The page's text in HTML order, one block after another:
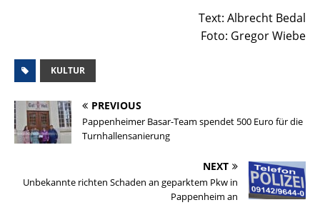
Text: Albrecht Bedal
Foto: Gregor Wiebe
KULTUR
PREVIOUS
Pappenheimer Basar-Team spendet 500 Euro für die
Turnhallensanierung
NEXT
Unbekannte richten Schaden an geparktem Pkw in
Pappenheim an